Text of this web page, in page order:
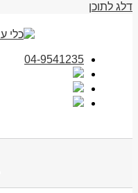
דלג לתוכן
04-9541235